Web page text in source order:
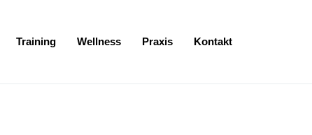
Training Wellness Praxis Kontakt